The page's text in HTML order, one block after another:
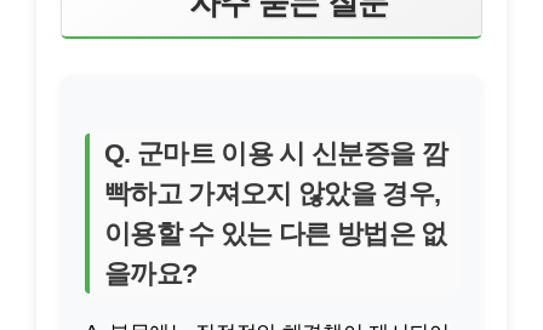
Q. 군마트 이용 시 신분증을 깜
빡하고 가져오지 않았을 경우,
이용할 수 있는 다른 방법은 없
을까요?